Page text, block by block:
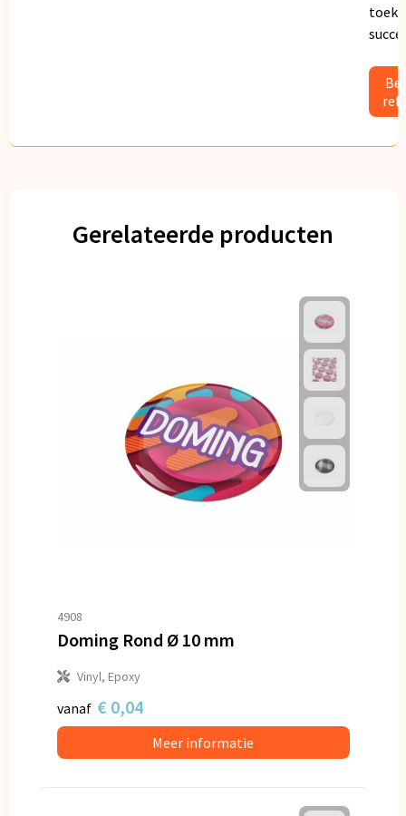
Gerelateerde producten
4908
Doming Rond Ø 10 mm
Vinyl, Epoxy
vanaf € 0,04
Meer informatie